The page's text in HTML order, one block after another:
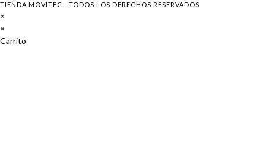
TIENDA MOVITEC - TODOS LOS DERECHOS RESERVADOS
×
×
Carrito